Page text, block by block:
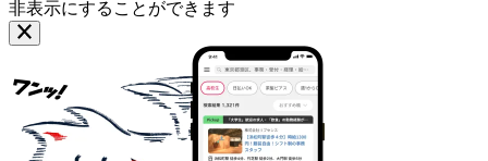
非表示にすることができます